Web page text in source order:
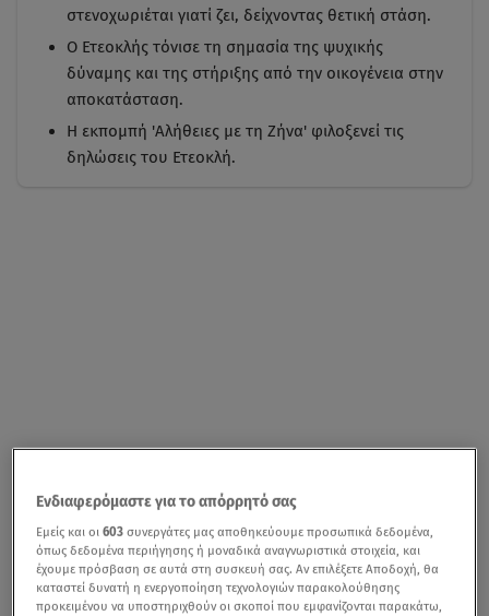
στενοχωριέται γιατί ζει, δείχνοντας θετική στάση.
Ο Ετεοκλής τόνισε τη σημασία της ψυχικής
δύναμης και της στήριξης από την οικογένεια στην
αποκατάσταση.
Η εκπομπή 'Αλήθειες με τη Ζήνα' φιλοξενεί τις
δηλώσεις του Ετεοκλή.
Ενδιαφερόμαστε για το απόρρητό σας
Εμείς και οι603 συνεργάτες μας αποθηκεύουμε προσωπικά δεδομένα,
όπως δεδομένα περιήγησης ή μοναδικά αναγνωριστικά στοιχεία, και
έχουμε πρόσβαση σε αυτά στη συσκευή σας. Αν επιλέξετε Αποδοχή, θα
καταστεί δυνατή η ενεργοποίηση τεχνολογιών παρακολούθησης
προκειμένου να υποστηριχθούν οι σκοποί που εμφανίζονται παρακάτω,